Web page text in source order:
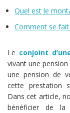
Quel est le
Comment se
Le conjoint
vivant une pension
une pension de
cette prestation
Dans cet article,
bénéficier de la